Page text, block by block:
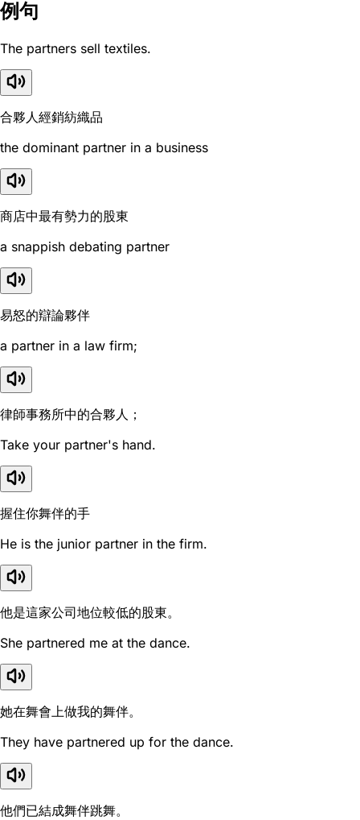
例句
The partners sell textiles.
合夥人經銷紡織品
the dominant partner in a business
商店中最有勢力的股東
a snappish debating partner
易怒的辯論夥伴
a partner in a law firm;
律師事務所中的合夥人；
Take your partner's hand.
握住你舞伴的手
He is the junior partner in the firm.
他是這家公司地位較低的股東。
She partnered me at the dance.
她在舞會上做我的舞伴。
They have partnered up for the dance.
他們已結成舞伴跳舞。